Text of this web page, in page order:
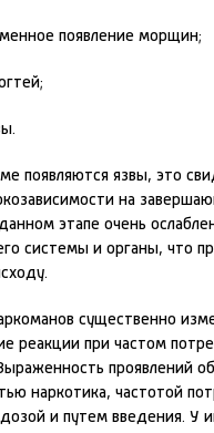
появление морщин;
появляются язвы, это
на
этапе очень
системы и органы, что
существенно
реакции при частом
проявлений
наркотика, частотой
и путем введения. У